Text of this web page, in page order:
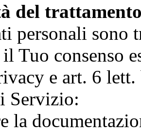
del
personali sono
Tuo consenso
e art. 6
Servizio:
la